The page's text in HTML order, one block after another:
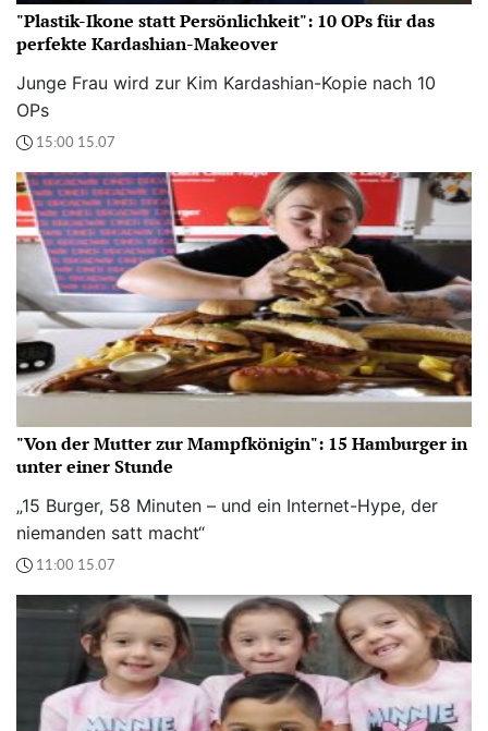
"Plastik-Ikone statt Persönlichkeit": 10 OPs für das
perfekte Kardashian-Makeover
Junge Frau wird zur Kim Kardashian-Kopie nach 10
OPs
15:00 15.07
"Von der Mutter zur Mampfkönigin": 15 Hamburger in
unter einer Stunde
„15 Burger, 58 Minuten – und ein Internet-Hype, der
niemanden satt macht“
11:00 15.07